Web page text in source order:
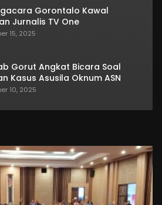
Gorontalo Kawal
Jurnalis TV One
15, 2025
Gorut Angkat Bicara Soal
Kasus Asusila Oknum ASN
10, 2025